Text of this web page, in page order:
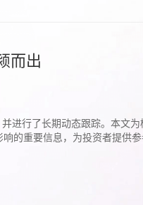
而出
进行了长期动态跟踪。本文
的重要信息，为投资者提供